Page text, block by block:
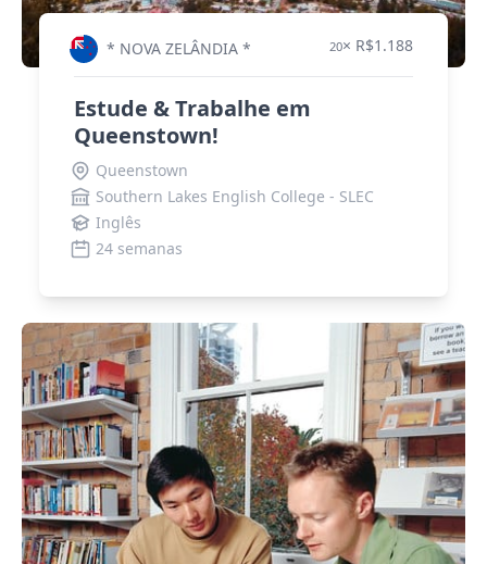
* NOVA ZELÂNDIA * 20× R$1.188
Estude & Trabalhe em
Queenstown!
Queenstown
Southern Lakes English College - SLEC
Inglês
24 semanas